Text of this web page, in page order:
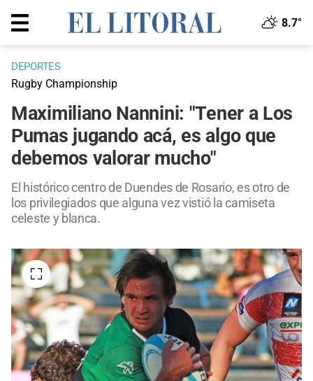
8.7°
DEPORTES
Rugby Championship
Maximiliano Nannini: "Tener a Los
Pumas jugando acá, es algo que
debemos valorar mucho"
El histórico centro de Duendes de Rosario, es otro de
los privilegiados que alguna vez vistió la camiseta
celeste y blanca.